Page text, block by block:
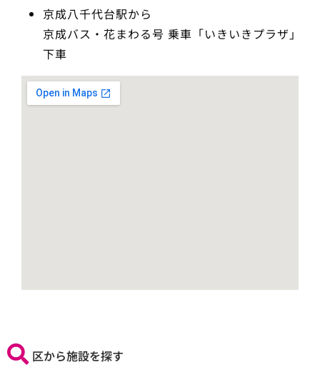
京成八千代台駅から
京成バス・花まわる号 乗車「いきいきプラザ」
下車
区から施設を探す